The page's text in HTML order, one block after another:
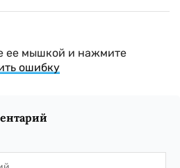
ее мышкой и нажмите
ошибку